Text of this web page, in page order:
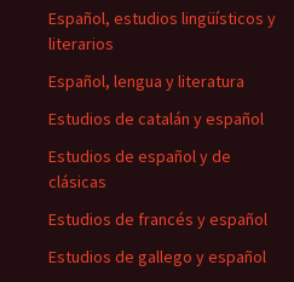
Español, estudios lingüísticos y
literarios
Español, lengua y literatura
Estudios de catalán y español
Estudios de español y de
clásicas
Estudios de francés y español
Estudios de gallego y español